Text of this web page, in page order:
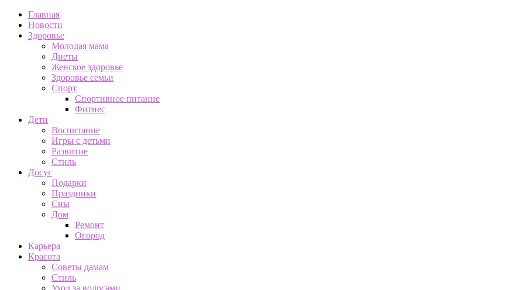
Главная
Новости
Здоровье
Молодая мама
Диеты
Женское здоровье
Здоровье семьи
Спорт
Спортивное питание
Фитнес
Дети
Воспитание
Игры с детьми
Развитие
Стиль
Досуг
Подарки
Праздники
Сны
Дом
Ремонт
Огород
Карьера
Красота
Советы дамам
Стиль
Уход за волосами